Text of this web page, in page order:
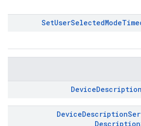
SetUserSelectedMode
DeviceDescription
DeviceDescription
Description